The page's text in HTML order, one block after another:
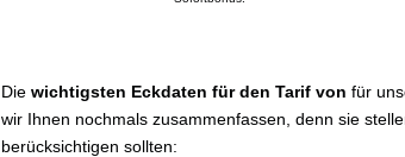
Die wichtigsten Eckdaten für den Tarif von für
wir Ihnen nochmals zusammenfassen, denn sie
berücksichtigen sollten: